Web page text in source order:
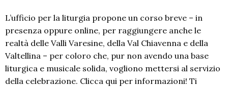
L’ufficio per la liturgia propone un corso breve – in
presenza oppure online, per raggiungere anche le
realtà delle Valli Varesine, della Val Chiavenna e della
Valtellina – per coloro che, pur non avendo una base
liturgica e musicale solida, vogliono mettersi al servizio
della celebrazione. Clicca qui per informazioni! Ti